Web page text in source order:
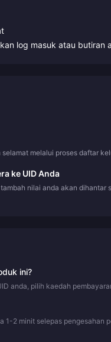
log masuk atau
melalui proses daftar
ke UID Anda
nilai anda akan
ini?
anda, pilih kaedah
1-2 minit selepas